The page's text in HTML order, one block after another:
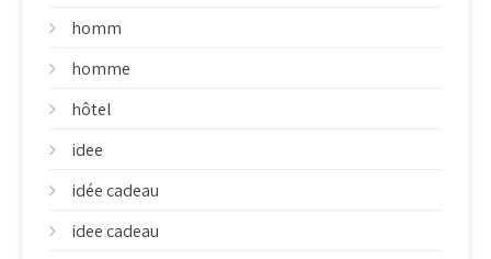
homm
homme
hôtel
idee
idée cadeau
idee cadeau